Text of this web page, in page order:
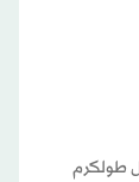
طولكرم